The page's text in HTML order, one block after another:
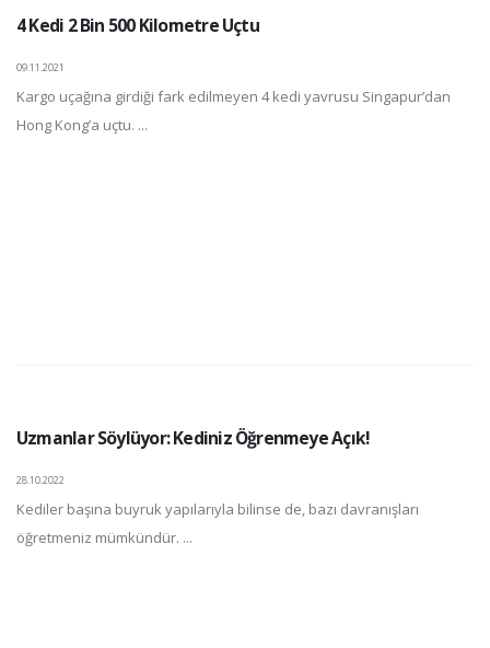
4 Kedi 2 Bin 500 Kilometre Uçtu
09.11.2021
Kargo uçağına girdiği fark edilmeyen 4 kedi yavrusu Singapur’dan
Hong Kong’a uçtu. ...
Uzmanlar Söylüyor: Kediniz Öğrenmeye Açık!
28.10.2022
Kediler başına buyruk yapılarıyla bilinse de, bazı davranışları
öğretmeniz mümkündür. ...